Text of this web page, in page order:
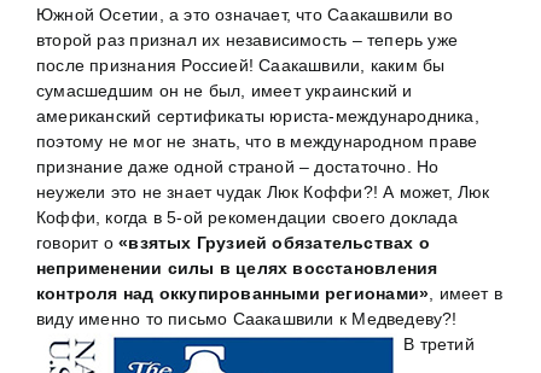
Южной Осетии, а это означает, что Саакашвили во
второй раз признал их независимость – теперь уже
после признания Россией! Саакашвили, каким бы
сумасшедшим он не был, имеет украинский и
американский сертификаты юриста-международника,
поэтому не мог не знать, что в международном праве
признание даже одной страной – достаточно. Но
неужели это не знает чудак Люк Коффи?! А может, Люк
Коффи, когда в 5-ой рекомендации своего доклада
говорит о«взятых Грузией обязательствах о
неприменении силы в целях восстановления
контроля над оккупированными регионами» , имеет в
виду именно то письмо Саакашвили к Медведеву?!
В третий